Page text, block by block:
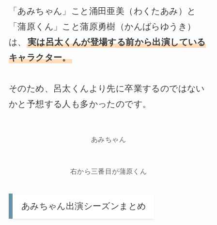
「あみちゃん」こと涌田亜美（わくたあみ）と
「蒲原くん」こと蒲原勇樹（かんばらゆうき）
は、 実は呂太くんが登場する前から出演している
キャラクター。
そのため、呂太くんより先に卒業するのではない
かと予想する人も多かったのです。
あみちゃん
右から三番目が蒲原くん
あみちゃん出演シーズンまとめ